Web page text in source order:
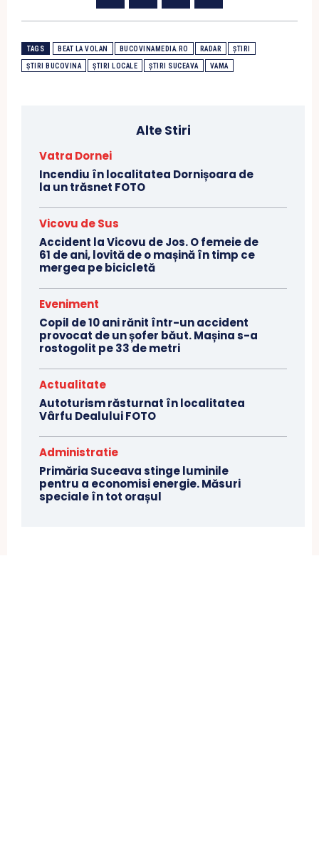
TAGS BEAT LA VOLAN BUCOVINAMEDIA.RO RADAR ȘTIRI
ȘTIRI BUCOVINA ȘTIRI LOCALE ȘTIRI SUCEAVA VAMA
Alte Stiri
Vatra Dornei
Incendiu în localitatea Dornișoara de
la un trăsnet FOTO
Vicovu de Sus
Accident la Vicovu de Jos. O femeie de
61 de ani, lovită de o mașină în timp ce
mergea pe bicicletă
Eveniment
Copil de 10 ani rănit într-un accident
provocat de un șofer băut. Mașina s-a
rostogolit pe 33 de metri
Actualitate
Autoturism răsturnat în localitatea
Vârfu Dealului FOTO
Administratie
Primăria Suceava stinge luminile
pentru a economisi energie. Măsuri
speciale în tot orașul